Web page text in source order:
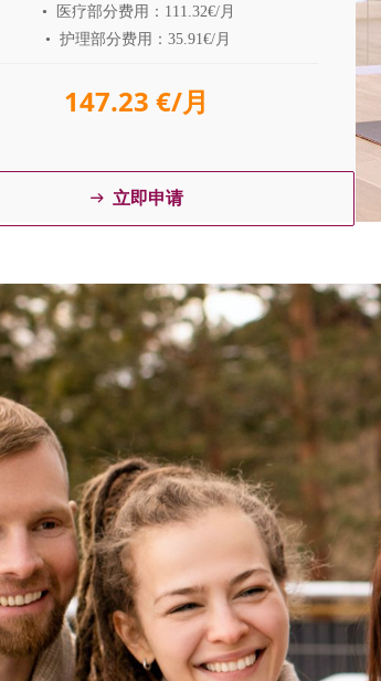
• 医疗部分费用：111.32€/月
• 护理部分费用：35.91€/月
147.23 €/月
ꁹ 立即申请